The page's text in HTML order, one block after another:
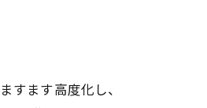
すます高度化し、